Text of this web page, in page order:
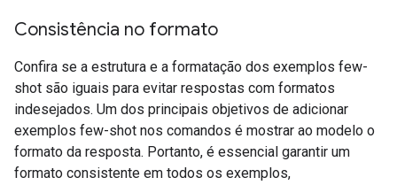
Consistência no formato
Confira se a estrutura e a formatação dos exemplos few-
shot são iguais para evitar respostas com formatos
indesejados. Um dos principais objetivos de adicionar
exemplos few-shot nos comandos é mostrar ao modelo o
formato da resposta. Portanto, é essencial garantir um
formato consistente em todos os exemplos,